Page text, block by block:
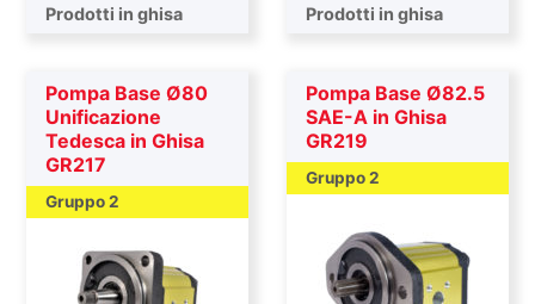
Prodotti in ghisa Prodotti in ghisa
Pompa Base Ø80
Unificazione
Tedesca in Ghisa
GR217
Gruppo 2
Pompa Base Ø82.5
SAE-A in Ghisa
GR219
Gruppo 2